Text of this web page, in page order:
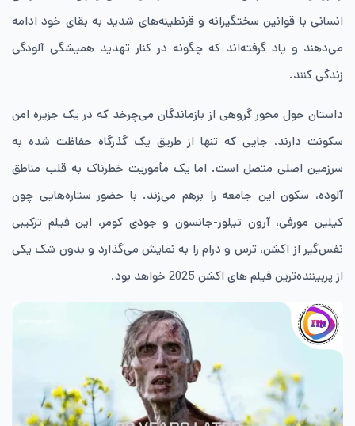
انسانی با قوانین سختگیرانه و قرنطینه‌های شدید به بقای خود ادامه
می‌دهند و یاد گرفته‌اند که چگونه در کنار تهدید همیشگی آلودگی
زندگی کنند.
داستان حول محور گروهی از بازماندگان می‌چرخد که در یک جزیره امن
سکونت دارند، جایی که تنها از طریق یک گذرگاه حفاظت ‌شده به
سرزمین اصلی متصل است. اما یک مأموریت خطرناک به قلب مناطق
آلوده، سکون این جامعه را برهم می‌زند. با حضور ستاره‌هایی چون
کیلین مورفی، آرون تیلور-جانسون و جودی کومر، این فیلم ترکیبی
نفس‌گیر از اکشن، ترس و درام را به نمایش می‌گذارد و بدون شک یکی
از پربیننده‌ترین فیلم های اکشن 2025 خواهد بود.